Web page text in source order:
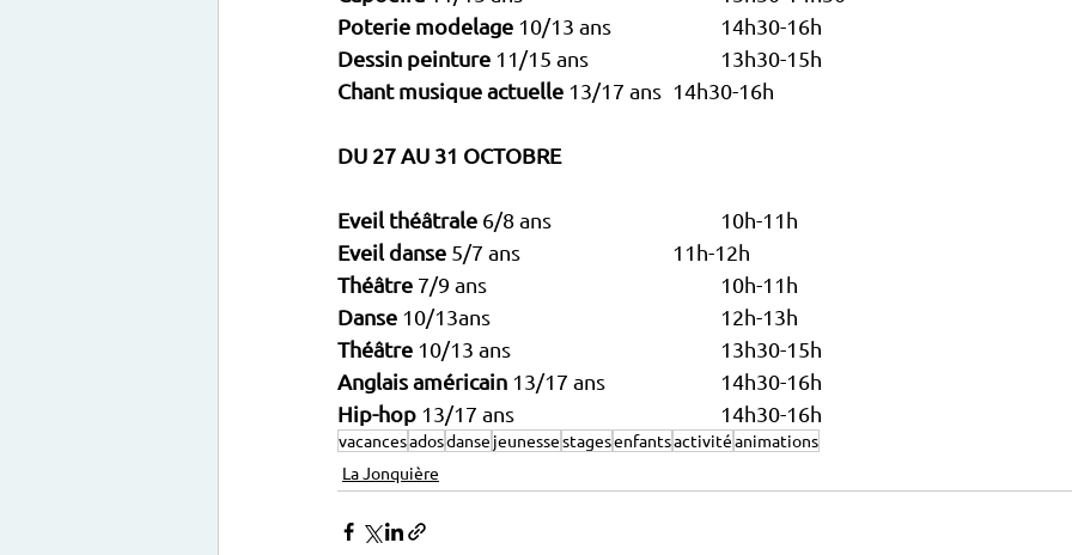
Poterie modelage
10/13 ans 			14h30-16h
Dessin peinture
11/15 ans 			13h30-15h
Chant musique actuelle
13/17 ans 	14h30-16h
DU 27 AU 31 OCTOBRE
Eveil théâtrale
6/8 ans 				10h-11h
Eveil danse
5/7 ans 				11h-12h
Théâtre
7/9 ans 					10h-11h
Danse
10/13ans 					12h-13h
Théâtre
10/13 ans					13h30-15h
Anglais américain
13/17 ans			14h30-16h
Hip-hop
13/17 ans 					14h30-16h
vacancesadosdanse jeunessestagesenfantsactivitéanimations
La Jonquière